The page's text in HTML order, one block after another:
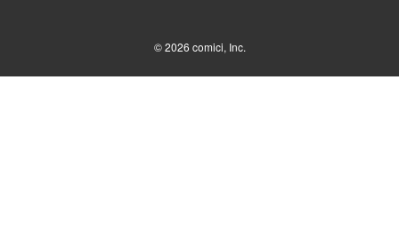
© 2026 comici, Inc.